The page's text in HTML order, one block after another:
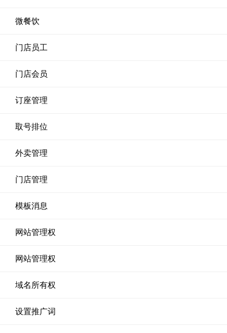
微餐饮
门店员工
门店会员
订座管理
取号排位
外卖管理
门店管理
模板消息
网站管理权
网站管理权
域名所有权
设置推广词